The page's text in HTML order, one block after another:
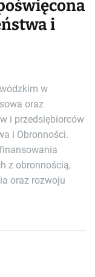
i
w
oraz
i przedsiębiorców
i Obronności.
z obronnością,
oraz rozwoju